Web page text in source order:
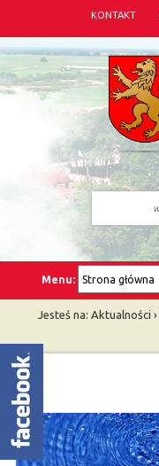
KONTAKT
Menu:
Jesteś na: Aktualności ›